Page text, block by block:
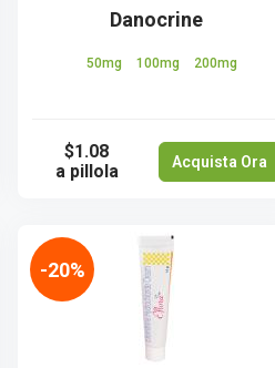
Danocrine
50mg 100mg 200mg
$1.08
a pillola
Acquista Ora
-20%